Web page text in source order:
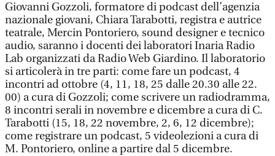
Giovanni Gozzoli, formatore di podcast dell’agenzia
nazionale giovani, Chiara Tarabotti, registra e autrice
teatrale, Mercin Pontoriero, sound designer e tecnico
audio, saranno i docenti dei laboratori Inaria Radio
Lab organizzati da Radio Web Giardino. Il laboratorio
si articolerà in tre parti: come fare un podcast, 4
incontri ad ottobre (4, 11, 18, 25 dalle 20.30 alle 22.
00) a cura di Gozzoli; come scrivere un radiodramma,
8 incontri serali in novembre e dicembre a cura di C.
Tarabotti (15, 18, 22 novembre, 2, 6, 12 dicembre);
come registrare un podcast, 5 videolezioni a cura di
M. Pontoriero, online a partire dal 5 dicembre.